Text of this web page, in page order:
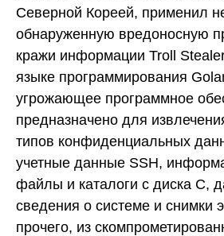
Северной Кореей, применил
обнаруженную вредоносную
кражи информации Troll
языке программирования
угрожающее программное
предназначено для
типов конфиденциальных
учетные данные SSH,
файлы и каталоги с диска C,
сведения о системе и снимки
прочего, из